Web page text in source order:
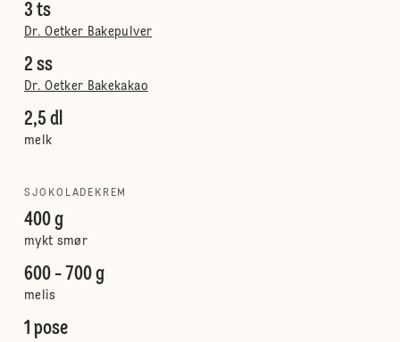
3 ts
Dr. Oetker Bakepulver
2 ss
Dr. Oetker Bakekakao
2,5 dl
melk
SJOKOLADEKREM
400 g
mykt smør
600 - 700 g
melis
1 pose